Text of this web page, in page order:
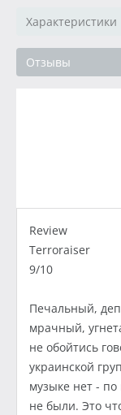
Характеристики
Отзывы
Review
Terroraiser
9/10
Печальный,
мрачный,
не обойтись
украинской
музыке нет -
не были. Это